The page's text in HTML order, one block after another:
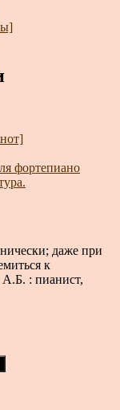
фортепиано
даже при
к
А.Б. : пианист,